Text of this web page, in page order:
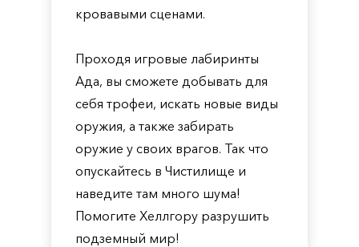
кровавыми сценами.
Проходя игровые лабиринты
Ада, вы сможете добывать для
себя трофеи, искать новые виды
оружия, а также забирать
оружие у своих врагов. Так что
опускайтесь в Чистилище и
наведите там много шума!
Помогите Хеллгору разрушить
подземный мир!